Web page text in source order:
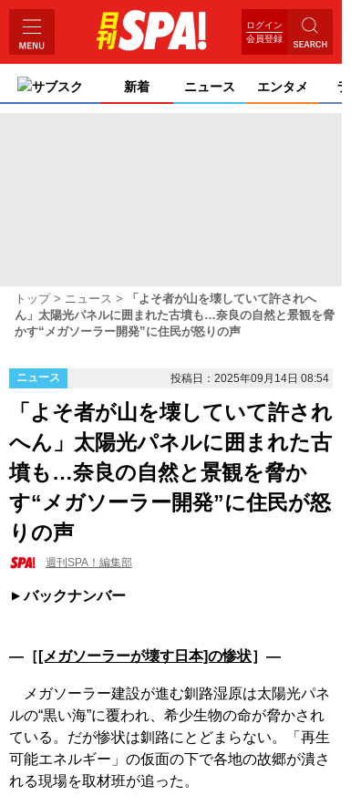
ログイン
会員登録
サブスク 新着 ニュース エンタメ ライ
トップ ニュース
「よそ者が山を壊していて許されへ
ん」太陽光パネルに囲まれた古墳も…奈良の自然と景観を脅
かす“メガソーラー開発”に住民が怒りの声
ニュース 投稿日：2025年09月14日 08:54
「よそ者が山を壊していて許され
へん」太陽光パネルに囲まれた古
墳も…奈良の自然と景観を脅か
す“メガソーラー開発”に住民が怒
りの声
週刊SPA！編集部
バックナンバー
―［ [メガソーラーが壊す日本]の惨状］―
メガソーラー建設が進む釧路湿原は太陽光パネ
ルの“黒い海”に覆われ、希少生物の命が脅かされ
ている。だが惨状は釧路にとどまらない。「再生
可能エネルギー」の仮面の下で各地の故郷が潰さ
れる現場を取材班が追った。